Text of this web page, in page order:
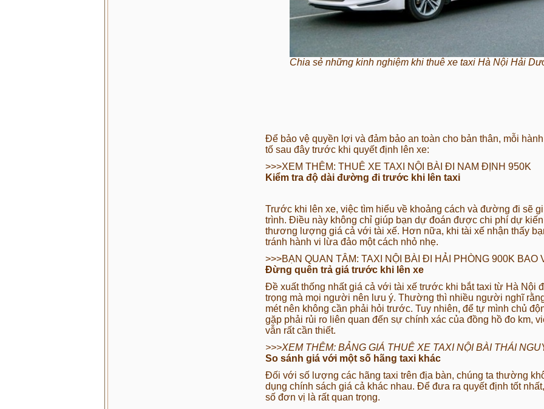
Chia sẻ những kinh nghiệm khi thuê xe taxi Hà Nội Hải
Để bảo vệ quyền lợi và đảm bảo an toàn cho bản thân, mỗi
tố sau đây trước khi quyết định lên xe:
>>>XEM THÊM: THUÊ XE TAXI NỘI BÀI ĐI NAM ĐỊNH 950K
Kiểm tra độ dài đường đi trước khi lên taxi
Trước khi lên xe, việc tìm hiểu về khoảng cách và đường đi sẽ
trình. Điều này không chỉ giúp bạn dự đoán được chi phí dự
thương lượng giá cả với tài xế. Hơn nữa, khi tài xế nhận thấy
tránh hành vi lừa đảo một cách nhỏ nhẹ.
>>>BẠN QUAN TÂM: TAXI NỘI BÀI ĐI HẢI PHÒNG 900K BAO
Đừng quên trả giá trước khi lên xe
Đề xuất thống nhất giá cả với tài xế trước khi bắt taxi từ Hà Nội
trọng mà mọi người nên lưu ý. Thường thì nhiều người nghĩ
mét nên không cần phải hỏi trước. Tuy nhiên, để tự mình chủ
gặp phải rủi ro liên quan đến sự chính xác của đồng hồ đo km,
vẫn rất cần thiết.
>>>XEM THÊM: BẢNG GIÁ THUÊ XE TAXI NỘI BÀI THÁI
So sánh giá với một số hãng taxi khác
Đối với số lượng các hãng taxi trên địa bàn, chúng ta thường
dụng chính sách giá cả khác nhau. Để đưa ra quyết định tốt
số đơn vị là rất quan trọng.